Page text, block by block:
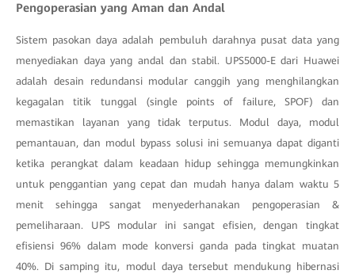
Pengoperasian yang Aman dan Andal
Sistem pasokan daya adalah pembuluh darahnya pusat data yang
menyediakan daya yang andal dan stabil. UPS5000-E dari Huawei
adalah desain redundansi modular canggih yang menghilangkan
kegagalan titik tunggal (single points of failure, SPOF) dan
memastikan layanan yang tidak terputus. Modul daya, modul
pemantauan, dan modul bypass solusi ini semuanya dapat diganti
ketika perangkat dalam keadaan hidup sehingga memungkinkan
untuk penggantian yang cepat dan mudah hanya dalam waktu 5
menit sehingga sangat menyederhanakan pengoperasian &
pemeliharaan. UPS modular ini sangat efisien, dengan tingkat
efisiensi 96% dalam mode konversi ganda pada tingkat muatan
40%. Di samping itu, modul daya tersebut mendukung hibernasi